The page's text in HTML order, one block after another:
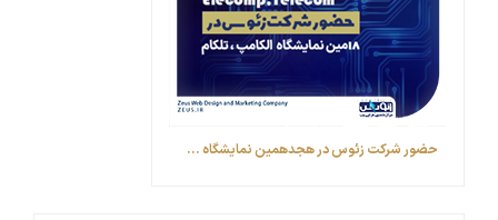
حضور شرکت زئوس در هجدهمین نمایشگاه ...